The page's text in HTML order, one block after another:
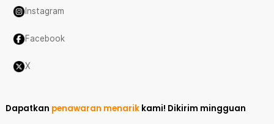
Instagram
Facebook
X
Dapatkan penawaran menarik kami! Dikirim mingguan